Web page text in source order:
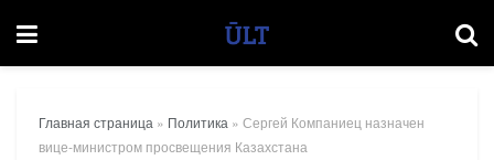
Главная страница » Политика » Сергей Компаниец назначен
вице-министром просвещения Казахстана